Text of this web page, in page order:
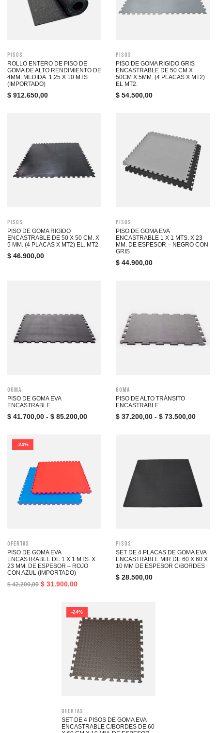
Pisos
ROLLO ENTERO DE PISO DE
GOMA DE ALTO RENDIMIENTO DE
4MM. MEDIDA: 1,25 X 10 MTS
(IMPORTADO)
$ 912.650,00
Pisos
PISO DE GOMA RIGIDO GRIS
ENCASTRABLE DE 50 CM X
50CM X 5MM. (4 PLACAS X MT2)
EL MT2.
$ 54.500,00
Pisos
PISO DE GOMA RIGIDO
ENCASTRABLE DE 50 X 50 CM. X
5 MM. (4 PLACAS X MT2) EL. MT2
$ 46.900,00
Pisos
PISO DE GOMA EVA
ENCASTRABLE 1 X 1 MTS. X 23
MM. DE ESPESOR – NEGRO CON
GRIS
$ 44.900,00
Goma
PISO DE GOMA EVA
ENCASTRABLE
$ 41.700,00 - $ 85.200,00
Goma
PISO DE ALTO TRÁNSITO
ENCASTRABLE
$ 37.200,00 - $ 73.500,00
-24%
Ofertas
PISO DE GOMA EVA
ENCASTRABLE DE 1 X 1 MTS. X
23 MM. DE ESPESOR – ROJO
CON AZUL (IMPORTADO)
$42.200,00 $ 31.900,00
Pisos
SET DE 4 PLACAS DE GOMA EVA
ENCASTRABLE MIR DE 60 X 60 X
10 MM DE ESPESOR C/BORDES
$ 28.500,00
-24%
Ofertas
SET DE 4 PISOS DE GOMA EVA
ENCASTRABLE C/BORDES DE 60